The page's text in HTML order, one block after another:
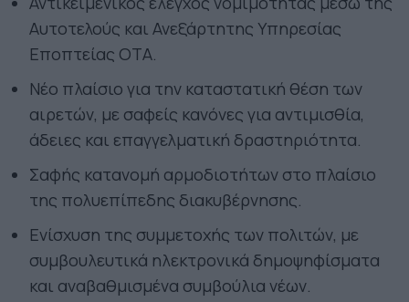
Αυτοτελούς και Ανεξάρτητης Υπηρεσίας
Εποπτείας ΟΤΑ.
Νέο πλαίσιο για την καταστατική θέση των
αιρετών, με σαφείς κανόνες για αντιμισθία,
άδειες και επαγγελματική δραστηριότητα.
Σαφής κατανομή αρμοδιοτήτων στο πλαίσιο
της πολυεπίπεδης διακυβέρνησης.
Ενίσχυση της συμμετοχής των πολιτών, με
συμβουλευτικά ηλεκτρονικά δημοψηφίσματα
και αναβαθμισμένα συμβούλια νέων.